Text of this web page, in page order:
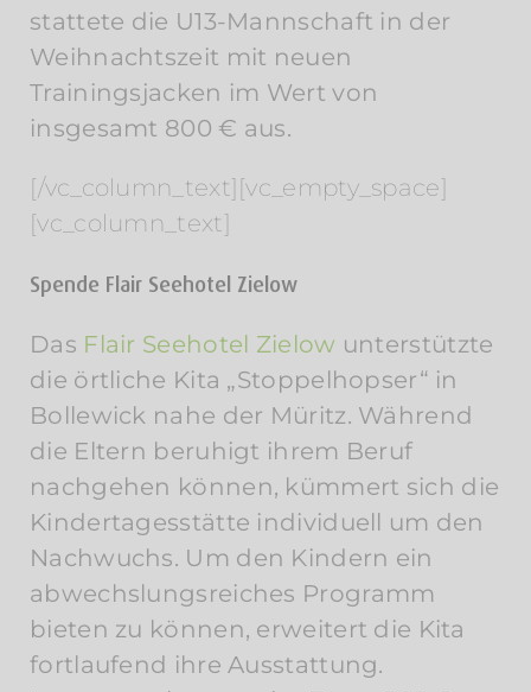
stattete die U13-Mannschaft in der
Weihnachtszeit mit neuen
Trainingsjacken im Wert von
insgesamt 800 € aus.
[/vc_column_text][vc_empty_space]
[vc_column_text]
Spende Flair Seehotel Zielow
Das Flair Seehotel Zielow unterstützte
die örtliche Kita „Stoppelhopser“ in
Bollewick nahe der Müritz. Während
die Eltern beruhigt ihrem Beruf
nachgehen können, kümmert sich die
Kindertagesstätte individuell um den
Nachwuchs. Um den Kindern ein
abwechslungsreiches Programm
bieten zu können, erweitert die Kita
fortlaufend ihre Ausstattung.